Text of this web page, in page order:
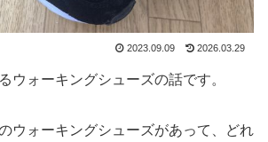
2023.09.09 2026.03.29
ウォーキングシューズの話です。
ウォーキングシューズがあって、どれ